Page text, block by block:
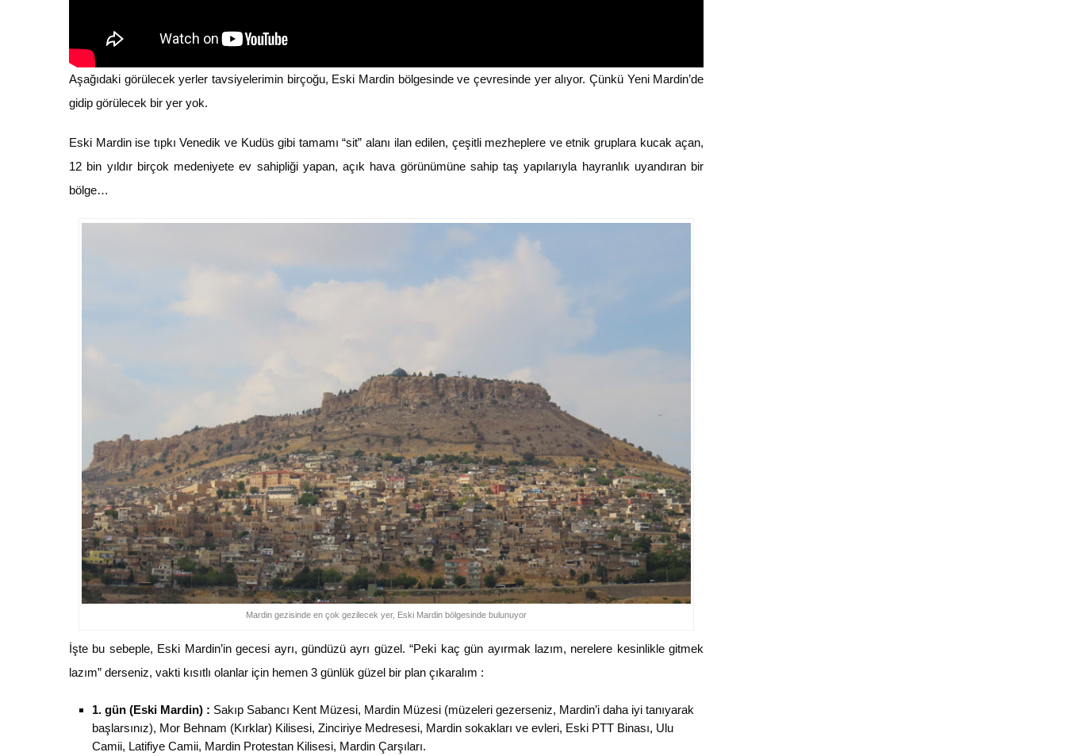
Aşağıdaki görülecek yerler tavsiyelerimin birçoğu, Eski Mardin bölgesinde ve çevresinde yer alıyor. Çünkü Yeni Mardin’de
gidip görülecek bir yer yok.
Eski Mardin ise tıpkı Venedik ve Kudüs gibi tamamı “sit” alanı ilan edilen, çeşitli mezheplere ve etnik gruplara kucak açan,
12 bin yıldır birçok medeniyete ev sahipliği yapan, açık hava görünümüne sahip taş yapılarıyla hayranlık uyandıran bir
bölge…
Mardin gezisinde en çok gezilecek yer, Eski Mardin bölgesinde bulunuyor
İşte bu sebeple, Eski Mardin’in gecesi ayrı, gündüzü ayrı güzel. “Peki kaç gün ayırmak lazım, nerelere kesinlikle gitmek
lazım” derseniz, vakti kısıtlı olanlar için hemen 3 günlük güzel bir plan çıkaralım :
1. gün (Eski Mardin) : Sakıp Sabancı Kent Müzesi, Mardin Müzesi (müzeleri gezerseniz, Mardin’i daha iyi tanıyarak
başlarsınız), Mor Behnam (Kırklar) Kilisesi, Zinciriye Medresesi, Mardin sokakları ve evleri, Eski PTT Binası, Ulu
Camii, Latifiye Camii, Mardin Protestan Kilisesi, Mardin Çarşıları.